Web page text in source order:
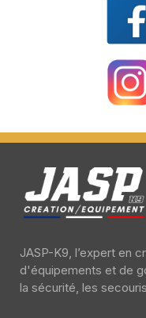
JASP-K9, l’expert en
d'équipements et de
la sécurité, les